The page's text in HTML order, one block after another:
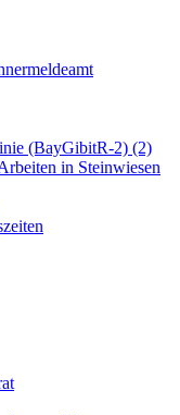
(BayGibitR-2) (2)
in Steinwiesen